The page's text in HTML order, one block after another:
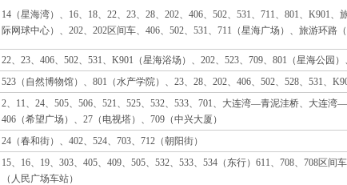
14（星海湾）、16、18、22、23、28、202、406、502、531、711、801、K901
际网球中心）、202、202区间车、406、502、531、711（星海广场）、旅游环路
22、23、406、502、531、K901（星海浴场）、202、523、709、801（星海公园）
523（自然博物馆）、801（水产学院）、23、28、202、406、502、528、531、
2、11、24、505、506、521、525、532、533、701、大连湾—青泥洼桥、大连湾
406（希望广场）、27（电视塔）、709（中兴大厦）
24（春和街）、402、524、703、712（朝阳街）
15、16、19、303、405、409、505、532、533、534（东行）611、708、708区间
（人民广场车站）